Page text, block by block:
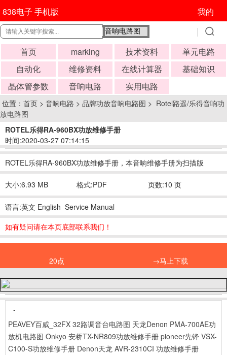
838电子 手机版 我的
首页 marking 技术资料
单元电路
自动化
维修资料 在线计算器
基础知识
晶体管参数
音响电路 实用电路
位置： 首页 > 音响电路 > 品牌功放音响电路图 > Rotel路遥/乐得音响功
放电路图
ROTEL乐得RA-960BX功放维修手册
时间:2020-03-27 07:14:15
ROTEL乐得RA-960BX功放维修手册，本音响维修手册为扫描版
大小:6.93 MB 格式:PDF 页数:10 页
语言:英文 English Service Manual
如有疑问请在本页底部联系我们！
20点 →马上下载
-
PEAVEY百威_32FX 32路调音台电路图 天龙Denon PMA-700AE功
放机电路图 Onkyo 安桥TX-NR809功放维修手册 pioneer先锋 VSX-
C100-S功放维修手册 Denon天龙 AVR-2310CI 功放维修手册